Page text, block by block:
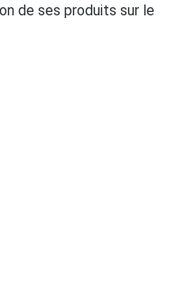
de ses produits sur le